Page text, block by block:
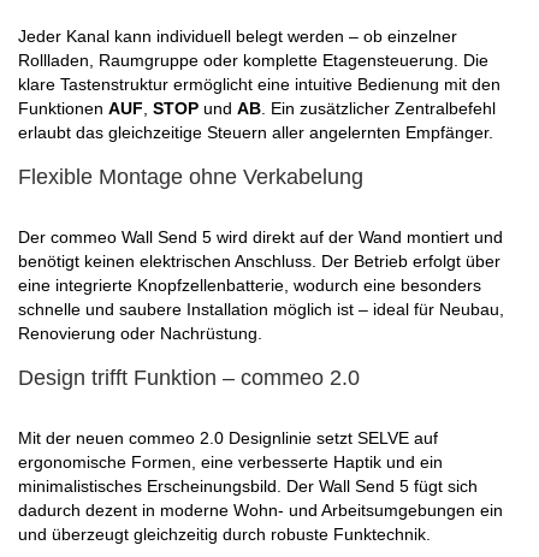
Jeder Kanal kann individuell belegt werden – ob einzelner
Rollladen, Raumgruppe oder komplette Etagensteuerung. Die
klare Tastenstruktur ermöglicht eine intuitive Bedienung mit den
Funktionen AUF STOP und AB . Ein zusätzlicher Zentralbefehl
erlaubt das gleichzeitige Steuern aller angelernten Empfänger.
Flexible Montage ohne Verkabelung
Der commeo Wall Send 5 wird direkt auf der Wand montiert und
benötigt keinen elektrischen Anschluss. Der Betrieb erfolgt über
eine integrierte Knopfzellenbatterie, wodurch eine besonders
schnelle und saubere Installation möglich ist – ideal für Neubau,
Renovierung oder Nachrüstung.
Design trifft Funktion – commeo 2.0
Mit der neuen commeo 2.0 Designlinie setzt SELVE auf
ergonomische Formen, eine verbesserte Haptik und ein
minimalistisches Erscheinungsbild. Der Wall Send 5 fügt sich
dadurch dezent in moderne Wohn- und Arbeitsumgebungen ein
und überzeugt gleichzeitig durch robuste Funktechnik.